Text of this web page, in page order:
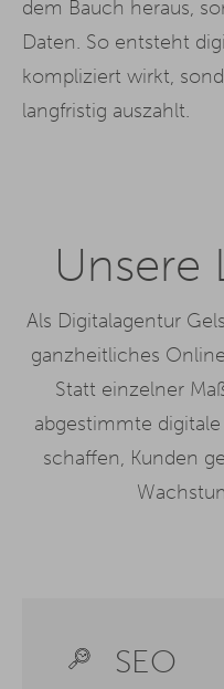
dem Bauch heraus,
Daten. So entsteht
kompliziert wirkt,
langfristig auszahlt.
Unsere
Als Digitalagentur
ganzheitliches
Statt einzelner
abgestimmte
schaffen, Kunden
SEO